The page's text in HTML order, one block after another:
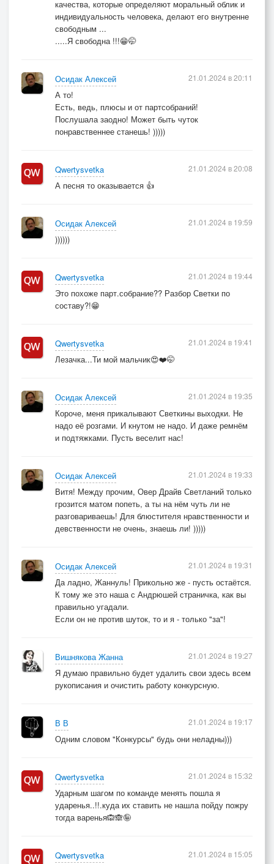
Припев:
Пусть оказалось: не так уж лес и тих.
Но если в плеер что надо закачать,
Не будут разбойники рычать!
качества, которые определяют моральный облик и
индивидуальность человека, делают его внутренне
свободным ...
.....Я свободна !!!😁🤭
Осидак Алексей
А то!
Есть, ведь, плюсы и от партсобраний!
Послушала заодно! Может быть чуток
понравственнее станешь! )))))
21.01.2024 в 20:11
Qwertysvetka
А песня то оказывается 👍
21.01.2024 в 20:08
Осидак Алексей
))))))
21.01.2024 в 19:59
Qwertysvetka
Это похоже парт.собрание?? Разбор Светки по
составу?!😁
21.01.2024 в 19:44
Qwertysvetka
Лезачка...Ти мой мальчик😍❤️🤭
21.01.2024 в 19:41
Осидак Алексей
Короче, меня прикалывают Светкины выходки. Не
надо её розгами. И кнутом не надо. И даже ремнём
и подтяжками. Пусть веселит нас!
21.01.2024 в 19:35
Осидак Алексей
Витя! Между прочим, Овер Драйв Светланий только
грозится матом попеть, а ты на нём чуть ли не
разговариваешь! Для блюстителя нравственности и
девственности не очень, знаешь ли! )))))
21.01.2024 в 19:33
Осидак Алексей
Да ладно, Жаннуль! Прикольно же - пусть остаётся.
К тому же это наша с Андрюшей страничка, как вы
правильно угадали.
Если он не против шуток, то и я - только "за"!
21.01.2024 в 19:31
Вишнякова Жанна
Я думаю правильно будет удалить свои здесь всем
рукописания и очистить работу конкурсную.
21.01.2024 в 19:27
В В
Одним словом "Конкурсы" будь они неладны)))
21.01.2024 в 19:17
Qwertysvetka
Ударным шагом по команде менять пошла я
ударенья..!!.куда их ставить не нашла пойду пожру
тогда варенья🙉🙈🤪
21.01.2024 в 15:32
Qwertysvetka
21.01.2024 в 15:05